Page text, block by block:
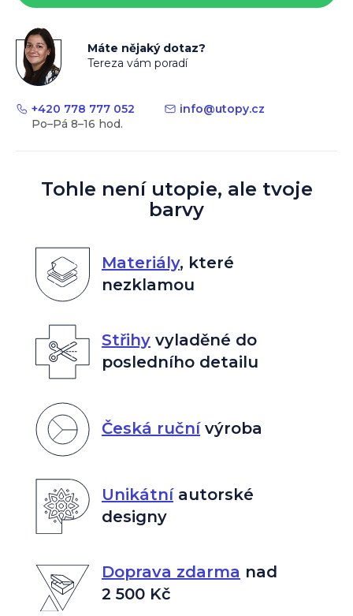
Máte nějaký dotaz?
Tereza vám poradí
+420 778 777 052 info@utopy.cz
Tohle není utopie, ale tvoje
barvy
Materiály, které
nezklamou
Střihyvyladěné do
posledního detailu
Česká ručnívýroba
Unikátníautorské
designy
Doprava zdarma nad
2 500 Kč